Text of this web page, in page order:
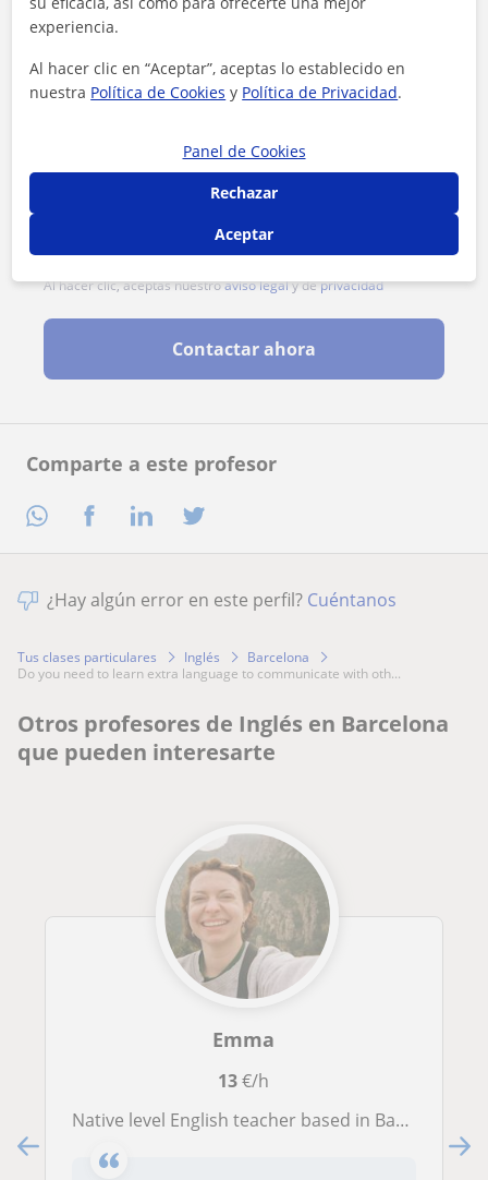
Comparte a este profesor
Al hacer clic, aceptas nuestroaviso legaly deprivacidad
Contactar ahora
¿Hay algún error en este perfil? Cuéntanos
Tus clases particulares Inglés
Barcelona
do you need to learn extra language to communicate with oth...
Otros profesores de Inglés en Barcelona
que pueden interesarte
Emma
13€/h
Native level English teacher based in Barcelona, with experience teaching children ages 5-17 and levels A1-C1.
experiencia.
Al hacer clic en “Aceptar”, aceptas lo establecido en
nuestra Política de Cookies y Política de Privacidad.
Panel de Cookies
Rechazar
Aceptar